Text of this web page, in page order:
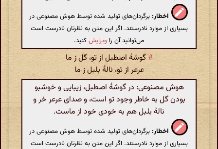
اخطار: برگردان‌های تولید شده توسط هوش مصنوعی در
بسیاری از موارد نادرستند. اگر این متن به نظرتان نادرست است
می‌توانید آن را ویرایشکنید.
#گوشهٔ اصطبل از تو، گل ز ما
عرعر از تو، نالهٔ بلبل ز ما
هوش مصنوعی: در گوشهٔ اصطبل، زیبایی و خوشبو
بودن گل به خاطر وجود تو است، و صدای عرعر خر و
نالهٔ بلبل هم به خودی خود از ماست.
اخطار: برگردان‌های تولید شده توسط هوش مصنوعی در
بسیاری از موارد نادرستند. اگر این متن به نظرتان نادرست است